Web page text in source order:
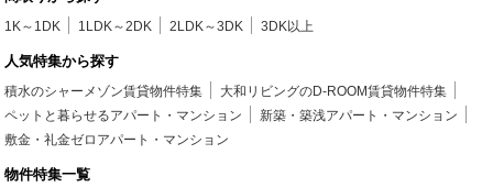
1K～1DK 1LDK～2DK 2LDK～3DK 3DK以上
人気特集から探す
積水のシャーメゾン賃貸物件特集
大和リビングのD-ROOM賃貸物件特集
ペットと暮らせるアパート・マンション
新築・築浅アパート・マンション
敷金・礼金ゼロアパート・マンション
物件特集一覧